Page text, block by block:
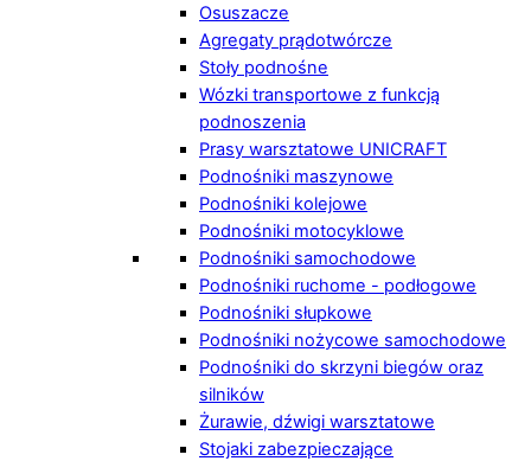
Osuszacze
Agregaty prądotwórcze
Stoły podnośne
Wózki transportowe z funkcją
podnoszenia
Prasy warsztatowe UNICRAFT
Podnośniki maszynowe
Podnośniki kolejowe
Podnośniki motocyklowe
Podnośniki samochodowe
Podnośniki ruchome - podłogowe
Podnośniki słupkowe
Podnośniki nożycowe samochodowe
Podnośniki do skrzyni biegów oraz
silników
Żurawie, dźwigi warsztatowe
Stojaki zabezpieczające